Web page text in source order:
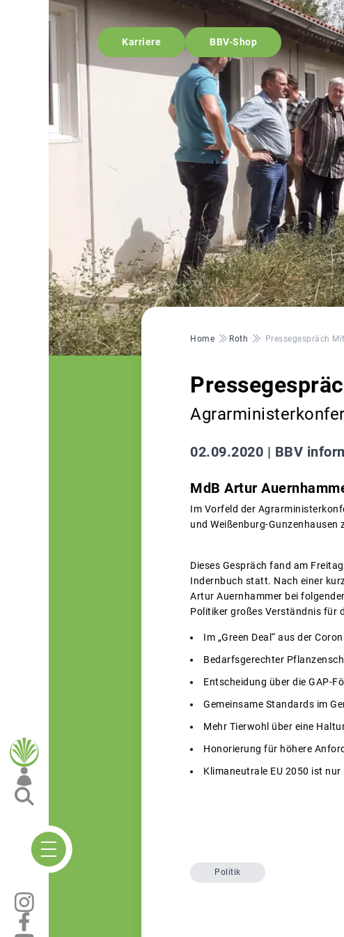
Karriere BBV-Shop
Pfadnavigation
Home Roth Pressegespräch
02.09.2020 | BBV
MdB Artur
Im Vorfeld der
und Weißenburg-Gunzenhausen
Dieses Gespräch fand am
Indernbuch statt. Nach einer
Artur Auernhammer bei
Politiker großes Verständnis für
Im „Green Deal“ aus der
Bedarfsgerechter
Entscheidung über die GAP-
Gemeinsame Standards im
Mehr Tierwohl über eine
Honorierung für höhere
Klimaneutrale EU 2050 ist
Politik